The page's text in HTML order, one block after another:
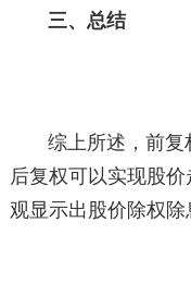
三、总结
综上所述，前复
后复权可以实现股
观显示出股价除权除